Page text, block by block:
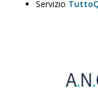
Servizio